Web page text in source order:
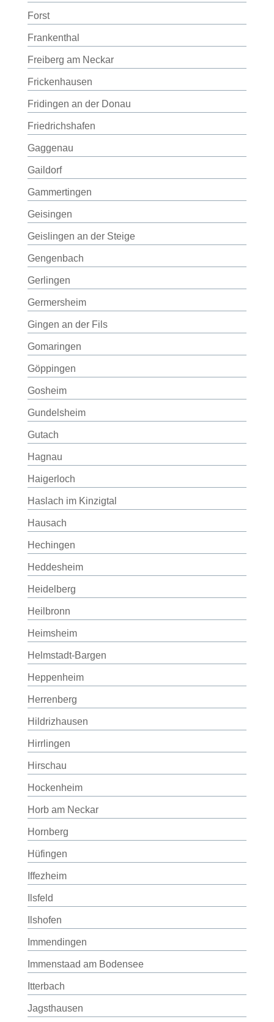
Forst
Frankenthal
Freiberg am Neckar
Frickenhausen
Fridingen an der Donau
Friedrichshafen
Gaggenau
Gaildorf
Gammertingen
Geisingen
Geislingen an der Steige
Gengenbach
Gerlingen
Germersheim
Gingen an der Fils
Gomaringen
Göppingen
Gosheim
Gundelsheim
Gutach
Hagnau
Haigerloch
Haslach im Kinzigtal
Hausach
Hechingen
Heddesheim
Heidelberg
Heilbronn
Heimsheim
Helmstadt-Bargen
Heppenheim
Herrenberg
Hildrizhausen
Hirrlingen
Hirschau
Hockenheim
Horb am Neckar
Hornberg
Hüfingen
Iffezheim
Ilsfeld
Ilshofen
Immendingen
Immenstaad am Bodensee
Itterbach
Jagsthausen